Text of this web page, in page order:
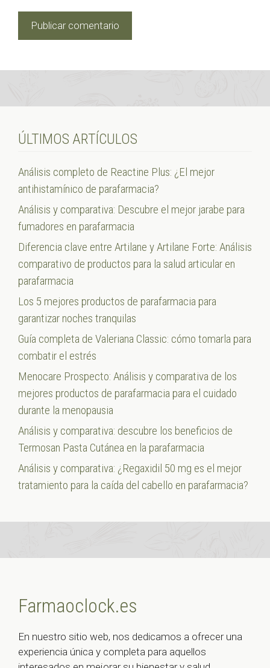
ÚLTIMOS ARTÍCULOS
Análisis completo de Reactine Plus: ¿El mejor
antihistamínico de parafarmacia?
Análisis y comparativa: Descubre el mejor jarabe para
fumadores en parafarmacia
Diferencia clave entre Artilane y Artilane Forte: Análisis
comparativo de productos para la salud articular en
parafarmacia
Los 5 mejores productos de parafarmacia para
garantizar noches tranquilas
Guía completa de Valeriana Classic: cómo tomarla para
combatir el estrés
Menocare Prospecto: Análisis y comparativa de los
mejores productos de parafarmacia para el cuidado
durante la menopausia
Análisis y comparativa: descubre los beneficios de
Termosan Pasta Cutánea en la parafarmacia
Análisis y comparativa: ¿Regaxidil 50 mg es el mejor
tratamiento para la caída del cabello en parafarmacia?
Farmaoclock.es
En nuestro sitio web, nos dedicamos a ofrecer una
experiencia única y completa para aquellos